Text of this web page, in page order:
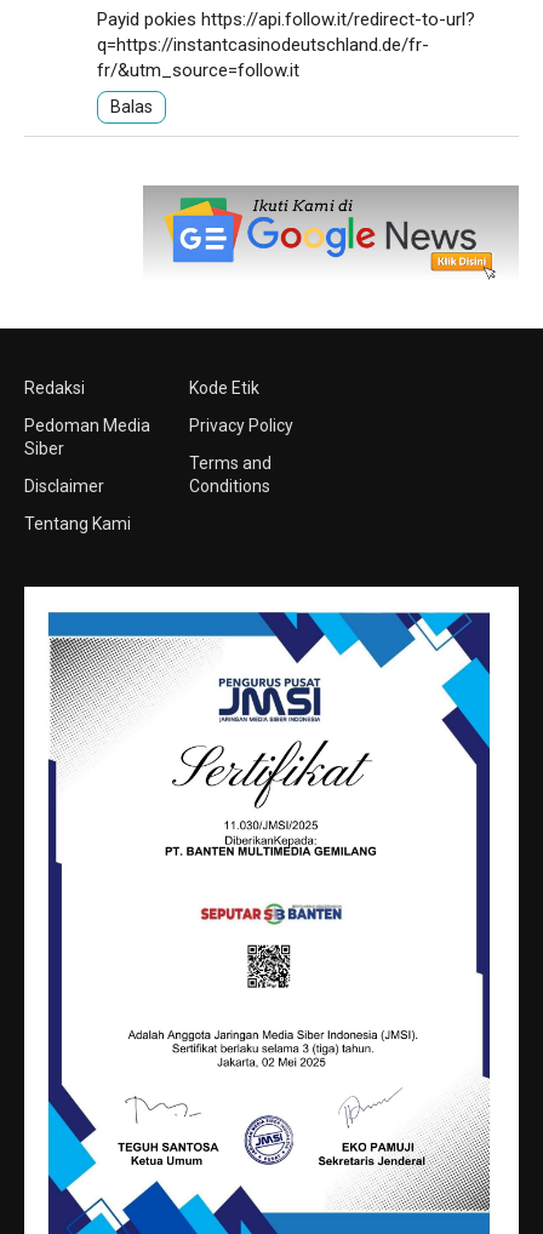
Payid pokies https://api.follow.it/redirect-to-url?
q=https://instantcasinodeutschland.de/fr-
fr/&utm_source=follow.it
Balas
Redaksi
Pedoman Media
Siber
Disclaimer
Tentang Kami
Kode Etik
Privacy Policy
Terms and
Conditions